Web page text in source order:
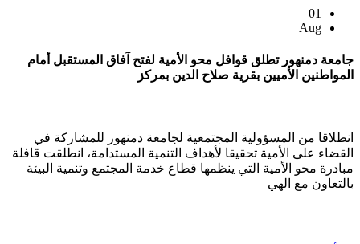
01
Aug
جامعة دمنهور تطلق قوافل محو الأمية لفتح آفاق المستقبل أمام
المواطنين الأميين بقرية صلاح الدين بمركز
انطلاقا من المسؤولية المجتمعية لجامعة دمنهور للمشاركة في
القضاء على الأمية تحقيقا لأهداف التنمية المستدامة، انطلقت قافلة
مبادرة محو الأمية التي ينظمها قطاع خدمة المجتمع وتنمية البيئة
بالتعاون مع الهي